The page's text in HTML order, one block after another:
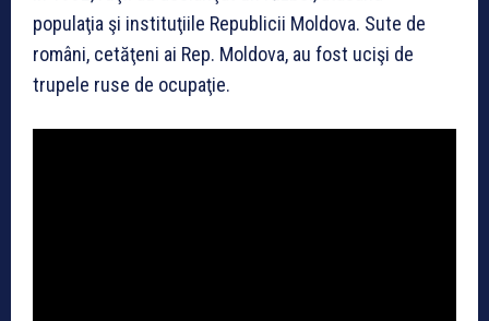
populaţia şi instituţiile Republicii Moldova. Sute de
români, cetăţeni ai Rep. Moldova, au fost ucişi de
trupele ruse de ocupaţie.